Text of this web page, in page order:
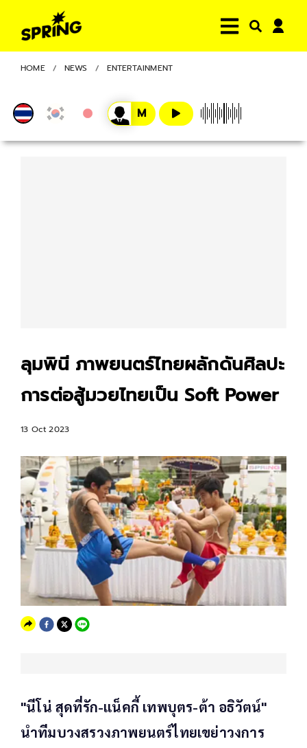
HOME NEWS ENTERTAINMENT
ลุมพินี ภาพยนตร์ไทยผลักดันศิลปะ
การต่อสู้มวยไทยเป็น Soft Power
13 Oct 2023
"นีโน่ สุดที่รัก-แน็คกี้ เทพบุตร-ต้า อธิวัตน์"
นำทีมบวงสรวงภาพยนตร์ไทยเขย่าวงการ